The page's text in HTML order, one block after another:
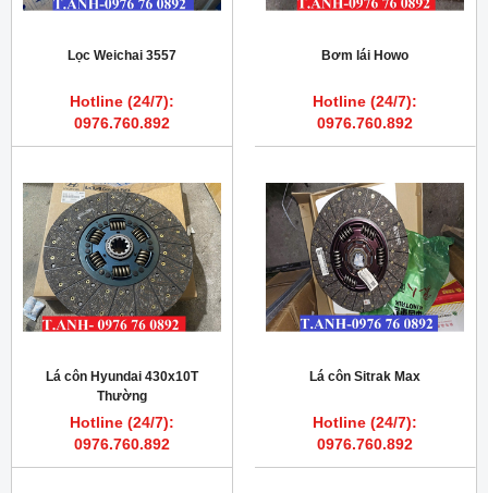
Lọc Weichai 3557
Hotline (24/7):
0976.760.892
Bơm lái Howo
Hotline (24/7):
0976.760.892
Lá côn Hyundai 430x10T
Thường
Hotline (24/7):
0976.760.892
Lá côn Sitrak Max
Hotline (24/7):
0976.760.892